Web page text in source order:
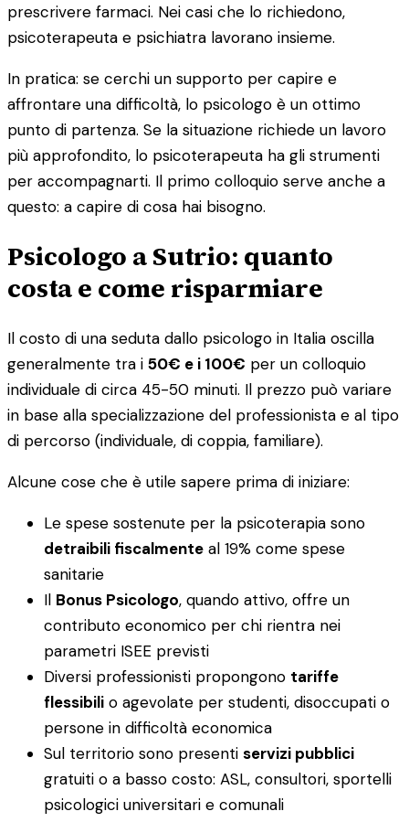
prescrivere farmaci. Nei casi che lo richiedono,
psicoterapeuta e psichiatra lavorano insieme.
In pratica: se cerchi un supporto per capire e
affrontare una difficoltà, lo psicologo è un ottimo
punto di partenza. Se la situazione richiede un lavoro
più approfondito, lo psicoterapeuta ha gli strumenti
per accompagnarti. Il primo colloquio serve anche a
questo: a capire di cosa hai bisogno.
Psicologo a Sutrio: quanto
costa e come risparmiare
Il costo di una seduta dallo psicologo in Italia oscilla
generalmente tra i 50€ e i 100€ per un colloquio
individuale di circa 45-50 minuti. Il prezzo può variare
in base alla specializzazione del professionista e al tipo
di percorso (individuale, di coppia, familiare).
Alcune cose che è utile sapere prima di iniziare:
Le spese sostenute per la psicoterapia sono
detraibili fiscalmente al 19% come spese
sanitarie
Il Bonus Psicologo, quando attivo, offre un
contributo economico per chi rientra nei
parametri ISEE previsti
Diversi professionisti propongono tariffe
flessibili o agevolate per studenti, disoccupati o
persone in difficoltà economica
Sul territorio sono presenti servizi pubblici
gratuiti o a basso costo: ASL, consultori, sportelli
psicologici universitari e comunali